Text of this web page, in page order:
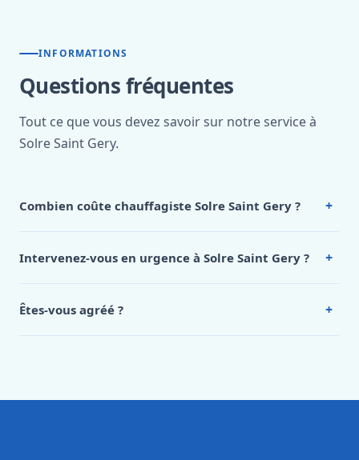
INFORMATIONS
Questions fréquentes
Tout ce que vous devez savoir sur notre service à
Solre Saint Gery.
Combien coûte chauffagiste Solre Saint Gery ? +
Saint Gery, appelez le 0472 53 24 26.
Intervenez-vous en urgence à Solre Saint Gery ? +
Êtes-vous agréé ? +